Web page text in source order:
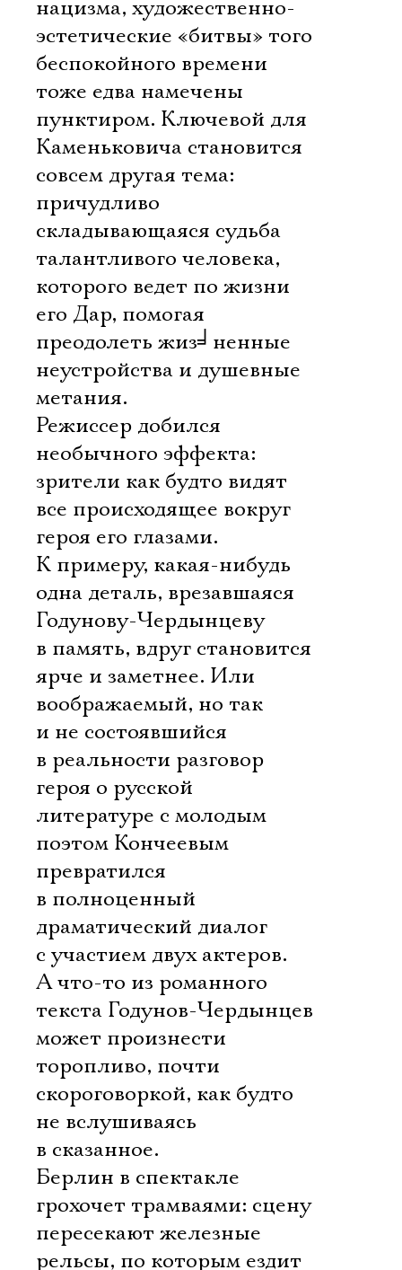
нацизма, художественно-
эстетические «битвы» того
беспокойного времени
тоже едва намечены
пунктиром. Ключевой для
Каменьковича становится
совсем другая тема:
причудливо
складывающаяся судьба
талантливого человека,
которого ведет по жизни
его Дар, помогая
преодолеть жиз╛ ненные
неустройства и душевные
метания.
Режиссер добился
необычного эффекта:
зрители как будто видят
все происходящее вокруг
героя его глазами.
К примеру, какая-нибудь
одна деталь, врезавшаяся
Годунову-Чердынцеву
в память, вдруг становится
ярче и заметнее. Или
воображаемый, но так
и не состоявшийся
в реальности разговор
героя о русской
литературе с молодым
поэтом Кончеевым
превратился
в полноценный
драматический диалог
с участием двух актеров.
А что-то из романного
текста Годунов-Чердынцев
может произнести
торопливо, почти
скороговоркой, как будто
не вслушиваясь
в сказанное.
Берлин в спектакле
грохочет трамваями: сцену
пересекают железные
рельсы, по которым ездит